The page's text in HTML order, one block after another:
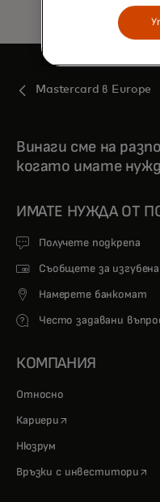
Mastercard в Europe
Винаги сме на
когато имате
ИМАТЕ НУЖДА ОТ
Получете подкрепа
Съобщете за
Намерете банкомат
Често задавани
КОМПАНИЯ
Относно
Кариери opens in a new tab
Нюзрум
Връзки с инвеститори